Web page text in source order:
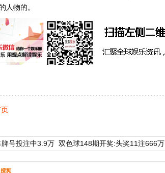
人物的。
号投注中3.9万 双色球148期开奖:头奖11注666万